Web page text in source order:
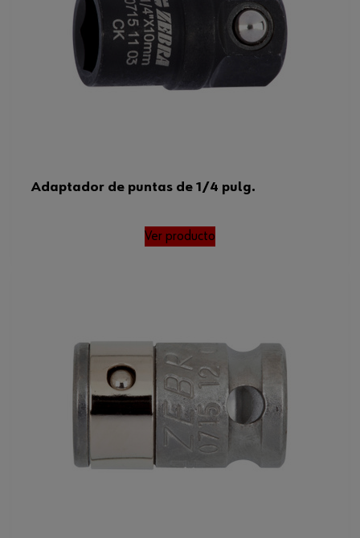
Adaptador de puntas de 1/4 pulg.
Ver producto